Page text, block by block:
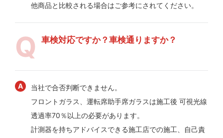
他商品と比較される場合はご参考にされてください。
車検対応ですか？車検通りますか？
当社で合否判断できません。
フロントガラス、運転席助手席ガラスは施工後 可視光線
透過率70％以上の必要があります。
計測器を持ちアドバイスできる施工店での施工、自己責